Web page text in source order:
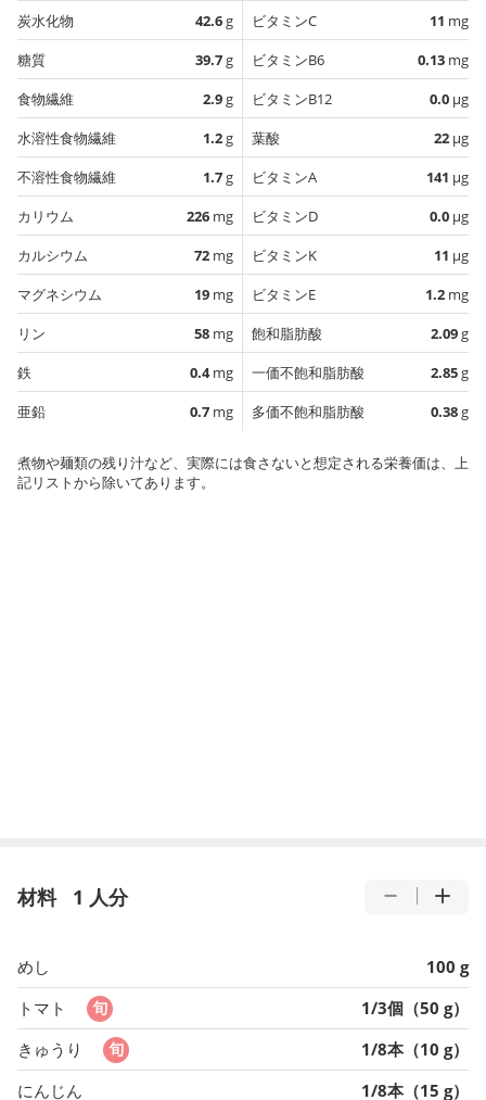
炭水化物
42.6g
糖質
39.7g
食物繊維
2.9g
水溶性食物繊維
1.2g
不溶性食物繊維
1.7g
カリウム
226 mg
カルシウム
72 mg
マグネシウム
19 mg
リン
58 mg
鉄
0.4mg
亜鉛
0.7 mg
ビタミンC
11 mg
ビタミンB6
0.13 mg
ビタミンB12
0.0 µg
葉酸
22 µg
ビタミンA
141 µg
ビタミンD
0.0 µg
ビタミンK
11 µg
ビタミンE
1.2 mg
飽和脂肪酸
2.09g
一価不飽和脂肪酸
2.85g
多価不飽和脂肪酸
0.38g
煮物や麺類の残り汁など、実際には食さないと想定される栄養価は、上
記リストから除いてあります。
材料 1 人分
めし
100 g
トマト
1/3個（50 g）
きゅうり
1/8本（10 g）
にんじん
1/8本（15 g）